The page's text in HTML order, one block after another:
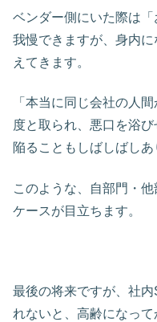
ベンダー側にいた際は
我慢できますが、身内
えてきます。
「本当に同じ会社の人
度と取られ、悪口を浴
陥ることもしばしばしあ
このような、自部門・
ケースが目立ちます。
最後の将来ですが、社
れないと、高齢になっ